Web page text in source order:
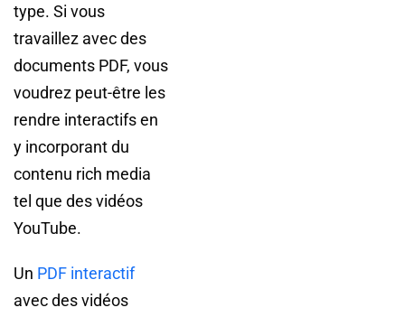
type. Si vous
travaillez avec des
documents PDF, vous
voudrez peut-être les
rendre interactifs en
y incorporant du
contenu rich media
tel que des vidéos
YouTube.
Un PDF interactif
avec des vidéos